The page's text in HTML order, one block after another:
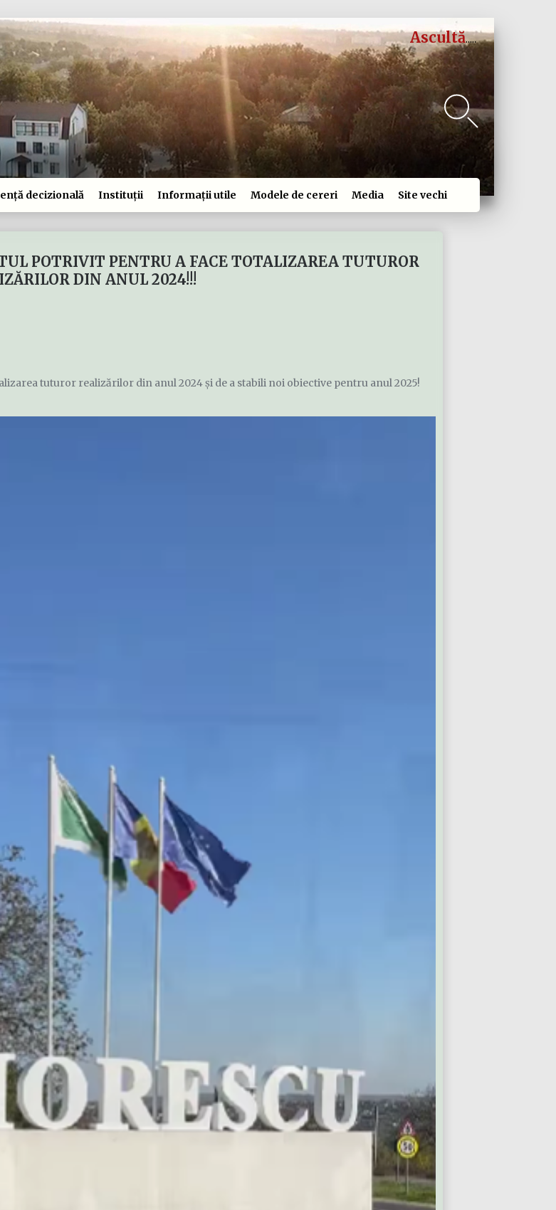
Ascultă
decizională Instituții Informații utile Modele de cereri Media Site vechi
POTRIVIT PENTRU A FACE TOTALIZAREA TUTUROR
DIN ANUL 2024!!!
tuturor realizărilor din anul 2024 și de a stabili noi obiective pentru anul 2025!